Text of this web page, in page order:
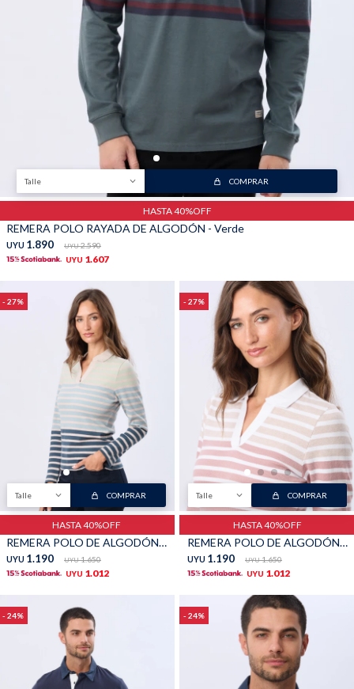
Talle COMPRAR
HASTA 40%OFF
REMERA POLO RAYADA DE ALGODÓN - Verde
UYU 1.890 UYU 2.590
UYU 1.607
27
Talle COMPRAR
HASTA 40%OFF
REMERA POLO DE ALGODÓN - Beige
UYU 1.190 UYU 1.650
UYU 1.012
27
Talle COMPRAR
HASTA 40%OFF
REMERA POLO DE ALGODÓN - Blanco
UYU 1.190 UYU 1.650
UYU 1.012
24 24